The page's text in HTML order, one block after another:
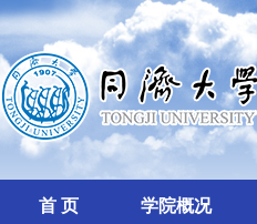
首 页 学院概况